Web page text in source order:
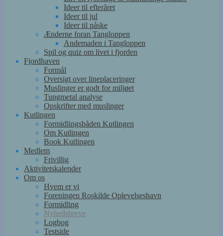
Ideer til efteråret
Ideer til jul
Ideer til påske
Ænderne foran Tangloppen
Andemaden i Tangloppen
Spil og quiz om livet i fjorden
Fjordhaven
Formål
Oversigt over lineplaceringer
Muslinger er godt for miljøet
Tungmetal analyse
Opskrifter med muslinger
Kutlingen
Formidlingsbåden Kutlingen
Om Kutlingen
Book Kutlingen
Medlem
Frivillig
Aktivitetskalender
Om os
Hvem er vi
Foreningen Roskilde Oplevelseshavn
Formidling
Nyhedsbreve
Logbog
Testside